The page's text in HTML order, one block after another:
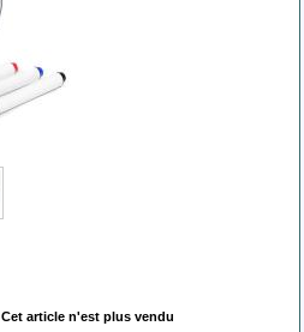
Cet article n'est plus vendu